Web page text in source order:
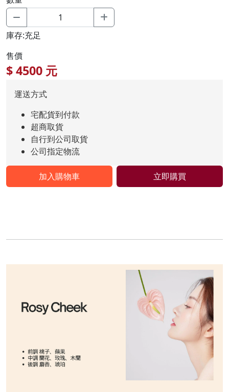
庫存:充足
售價
$4500 元
運送方式
宅配貨到付款
超商取貨
自行到公司取貨
公司指定物流
加入購物車 立即購買